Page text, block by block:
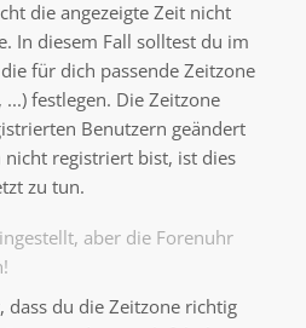
die angezeigte Zeit nicht
In diesem Fall solltest du im
für dich passende Zeitzone
festlegen. Die Zeitzone
Benutzern geändert
registriert bist, ist dies
zu tun.
aber die Forenuhr
dass du die Zeitzone richtig